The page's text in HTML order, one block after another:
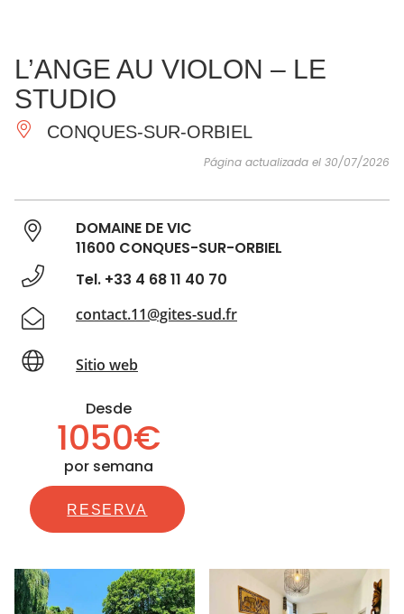
IMPRESCINDIBLES
HACER
INSPIRACIONES
L’ANGE AU VIOLON – LE
STUDIO
CONQUES-SUR-ORBIEL
Página actualizada el 30/07/2026
DOMAINE DE VIC
11600 CONQUES-SUR-ORBIEL
Tel. +33 4 68 11 40 70
contact.11@gites-sud.fr
Sitio web
Desde
1050€
por semana
RESERVA